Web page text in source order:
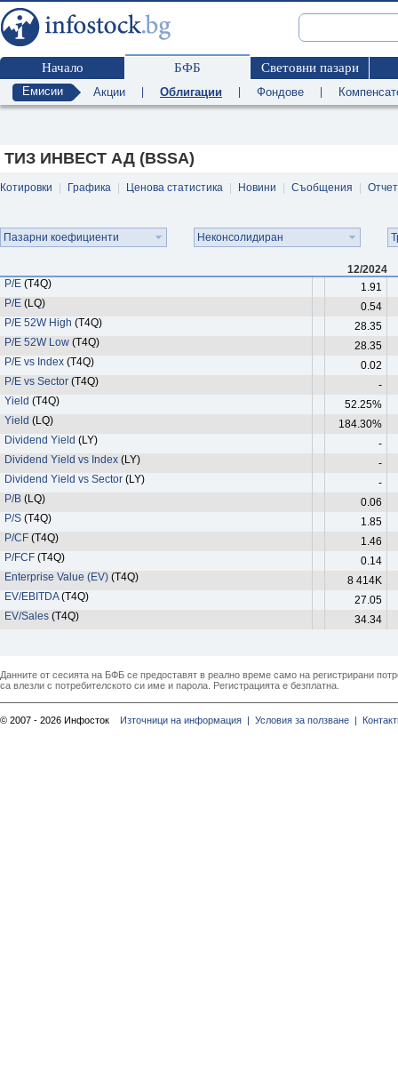
Начало БФБ Световни пазари
Емисии Акции Облигации Фондове
ТИЗ ИНВЕСТ АД (BSSA)
Котировки Графика Ценова статистика Новини Съобщения
Пазарни коефициенти Неконсолидиран
12/2024
P/E (T4Q)
1.91
P/E (LQ)
0.54
P/E 52W High (T4Q)
28.35
P/E 52W Low (T4Q)
28.35
P/E vs Index (T4Q)
0.02
P/E vs Sector (T4Q)
-
Yield (T4Q)
52.25%
Yield (LQ)
184.30%
Dividend Yield (LY)
-
Dividend Yield vs Index (LY)
-
Dividend Yield vs Sector (LY)
-
P/B (LQ)
0.06
P/S (T4Q)
1.85
P/CF (T4Q)
1.46
P/FCF (T4Q)
0.14
Enterprise Value (EV) (T4Q)
8 414K
EV/EBITDA(T4Q)
27.05
EV/Sales (T4Q) 34.34
Данните от сесията на БФБ се предоставят в реално време само на регистрирани
са влезли с потребителското си име и парола. Регистрацията е безплатна.
© 2007 - 2026 Инфосток Източници на информация | Условия за ползване |